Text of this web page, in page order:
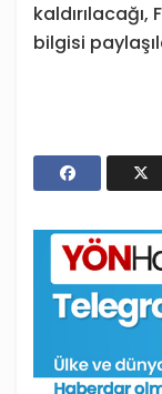
kaldırılacağı,
bilgisi